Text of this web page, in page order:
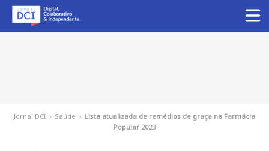
Jornal DCI › Saúde › Lista atualizada de remédios de graça na Farmácia
Popular 2023